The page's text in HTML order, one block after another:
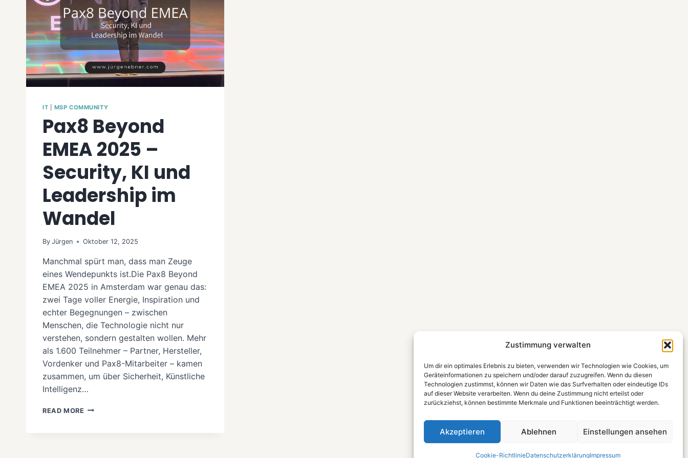
Zustimmung verwalten
Um dir ein optimales Erlebnis zu bieten, verwenden wir Technologien wie Cookies, um
Geräteinformationen zu speichern und/oder darauf zuzugreifen. Wenn du diesen
Technologien zustimmst, können wir Daten wie das Surfverhalten oder eindeutige IDs
auf dieser Website verarbeiten. Wenn du deine Zustimmung nicht erteilst oder
zurückziehst, können bestimmte Merkmale und Funktionen beeinträchtigt werden.
Akzeptieren Ablehnen Einstellungen ansehen
Cookie-RichtlinieDatenschutzerklärungImpressum
IT MSP COMMUNITY
Pax8 Beyond
EMEA 2025 –
Security, KI und
Leadership im
Wandel
By Jürgen Oktober 12, 2025
Manchmal spürt man, dass man Zeuge
eines Wendepunkts ist.Die Pax8 Beyond
EMEA 2025 in Amsterdam war genau das:
zwei Tage voller Energie, Inspiration und
echter Begegnungen – zwischen
Menschen, die Technologie nicht nur
verstehen, sondern gestalten wollen. Mehr
als 1.600 Teilnehmer – Partner, Hersteller,
Vordenker und Pax8-Mitarbeiter – kamen
zusammen, um über Sicherheit, Künstliche
Intelligenz…
READ MORE PAX8